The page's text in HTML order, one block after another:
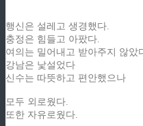
행신은 설레고 생경했다.
충정은 힘들고 아팠다.
여의는 밀어내고 받아주지 않았
강남은 낯설었다
신수는 따뜻하고 편안했으나
모두 외로웠다.
또한 자유로웠다.